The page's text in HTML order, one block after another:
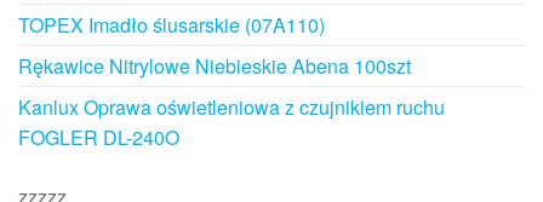
TOPEX Imadło ślusarskie (07A110)
Rękawice Nitrylowe Niebieskie Abena 100szt
Kanlux Oprawa oświetleniowa z czujnikiem ruchu
FOGLER DL-240O